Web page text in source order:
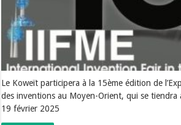
Le Koweït participera à la 15ème édition de
des inventions au Moyen-Orient, qui se tiendra
19 février 2025